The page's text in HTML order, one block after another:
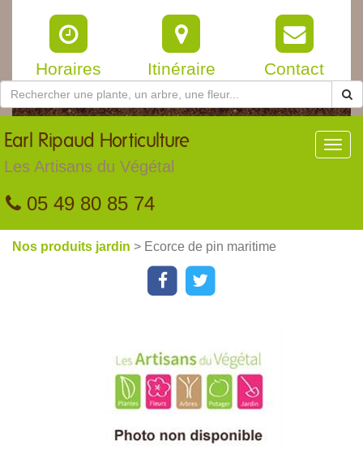
Horaires Itinéraire Contact
Earl Ripaud Horticulture
Les Artisans du Végétal
05 49 80 85 74
Nos produits jardin > Ecorce de pin maritime